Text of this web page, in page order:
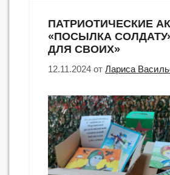
ПАТРИОТИЧЕСКИЕ
«ПОСЫЛКА
ДЛЯ СВОИХ»
12.11.2024 отЛариса